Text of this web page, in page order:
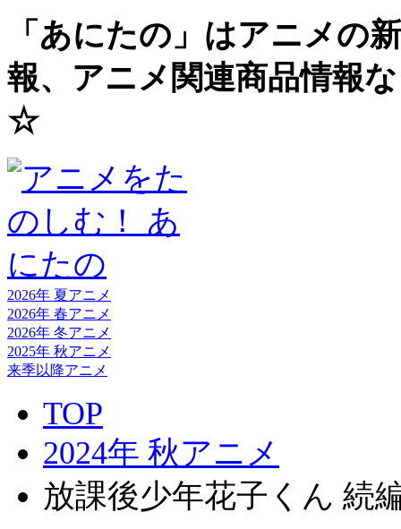
「あにたの」はアニメの
報、アニメ関連商品情報
☆
2026年 夏アニメ
2026年 春アニメ
2026年 冬アニメ
2025年 秋アニメ
来季以降アニメ
TOP
2024年 秋アニメ
放課後少年花子くん 続